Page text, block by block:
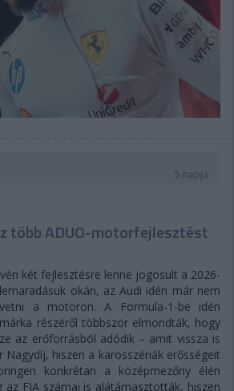
5 napja
több ADUO-motorfejlesztést
két fejlesztésre lenne jogosult a 2026-
okán, az Audi idén már nem
a motoron. A Formula-1-be idén
részéről többször elmondták, hogy
az erőforrásból adódik – amit vissza is
hiszen a karosszériák erősségeit
konkrétan a középmezőny élén
az FIA számai is alátámasztották, hiszen